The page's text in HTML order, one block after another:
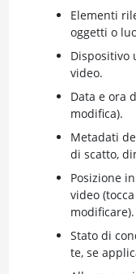
Elementi
oggetti o
Dispositivo
video.
Data e ora
modifica).
Metadati
di scatto,
Posizione
video
modificare).
Stato di
te, se